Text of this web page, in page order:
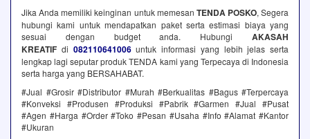
Jika Anda memiliki keinginan untuk memesan TENDA POSKO, Segera
hubungi kami untuk mendapatkan paket serta estimasi biaya yang
sesuai dengan budget anda. Hubungi AKASAH
KREATIF di 082110641006untuk informasi yang lebih jelas serta
lengkap lagi seputar produk TENDA kami yang Terpecaya di Indonesia
serta harga yang BERSAHABAT.
#Jual #Grosir #Distributor #Murah #Berkualitas #Bagus #Terpercaya
#Konveksi #Produsen #Produksi #Pabrik #Garmen #Jual #Pusat
#Agen #Harga #Order #Toko #Pesan #Usaha #Info #Alamat #Kantor
#Ukuran